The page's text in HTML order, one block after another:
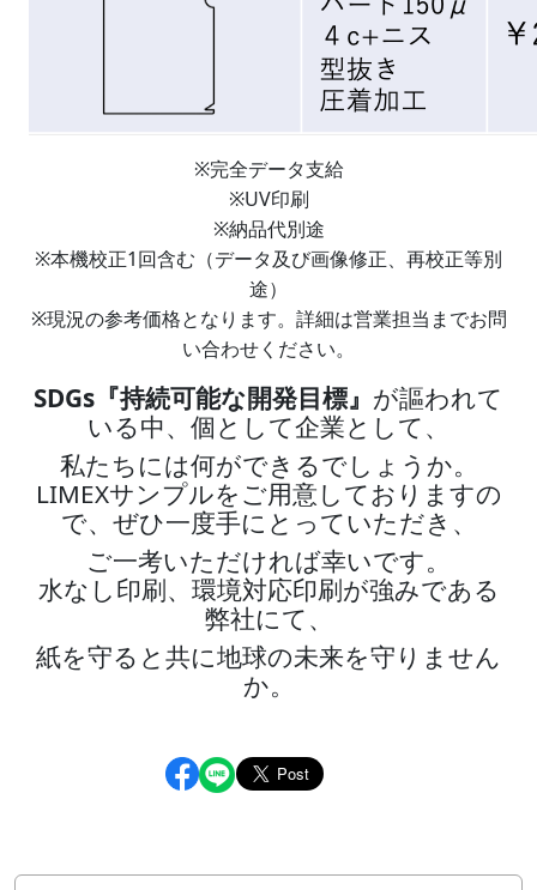
※完全データ支給
※UV印刷
※納品代別途
※本機校正1回含む（データ及び画像修正、再校正等別
途）
※現況の参考価格となります。詳細は営業担当までお問
い合わせください。
SDGs『持続可能な開発目標』 が謳われて
いる中、個として企業として、
私たちには何ができるでしょうか。
LIMEXサンプルをご用意しておりますの
で、ぜひ一度手にとっていただき、
ご一考いただければ幸いです。
水なし印刷、環境対応印刷が強みである
弊社にて、
紙を守ると共に地球の未来を守りません
か。